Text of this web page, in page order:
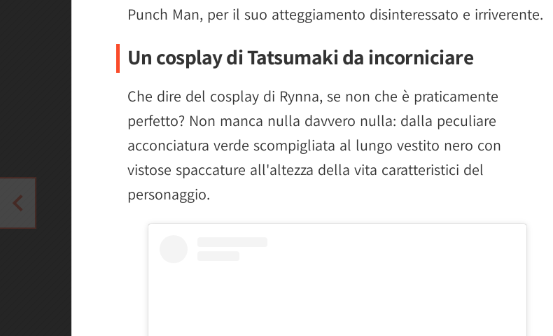
Punch Man, per il suo atteggiamento disinteressato e irriverente.
Un cosplay di Tatsumaki da incorniciare
Che dire del cosplay di Rynna, se non che è praticamente
perfetto? Non manca nulla davvero nulla: dalla peculiare
acconciatura verde scompigliata al lungo vestito nero con
vistose spaccature all'altezza della vita caratteristici del
personaggio.